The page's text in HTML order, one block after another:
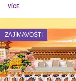
VÍCE
ZAJÍMAVOSTI